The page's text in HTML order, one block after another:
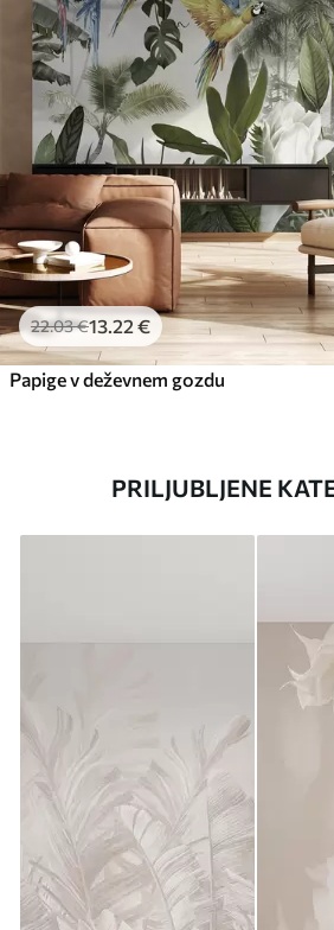
22.03€13 .22 €
Papige v deževnem gozdu
PRILJUBLJENE